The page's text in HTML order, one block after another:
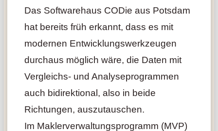
Das Softwarehaus CODie aus Potsdam
hat bereits früh erkannt, dass es mit
modernen Entwicklungswerkzeugen
durchaus möglich wäre, die Daten mit
Vergleichs- und Analyseprogrammen
auch bidirektional, also in beide
Richtungen, auszutauschen.
Im Maklerverwaltungsprogramm (MVP)